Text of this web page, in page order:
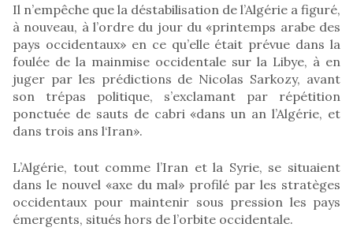
Il n’empêche que la déstabilisation de l’Algérie a figuré,
à nouveau, à l’ordre du jour du «printemps arabe des
pays occidentaux» en ce qu’elle était prévue dans la
foulée de la mainmise occidentale sur la Libye, à en
juger par les prédictions de Nicolas Sarkozy, avant
son trépas politique, s’exclamant par répétition
ponctuée de sauts de cabri «dans un an l’Algérie, et
dans trois ans l‘Iran».
L’Algérie, tout comme l’Iran et la Syrie, se situaient
dans le nouvel «axe du mal» profilé par les stratèges
occidentaux pour maintenir sous pression les pays
émergents, situés hors de l’orbite occidentale.